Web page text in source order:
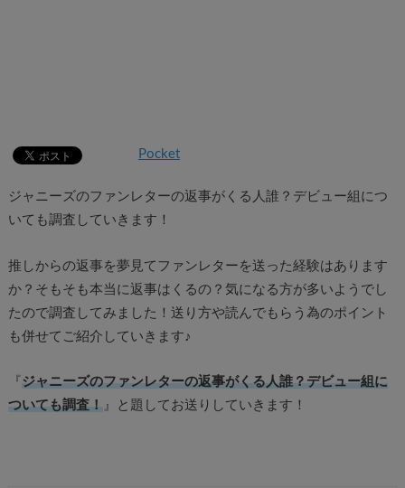
Pocket
ジャニーズのファンレターの返事がくる人誰？デビュー組につ
いても調査していきます！
推しからの返事を夢見てファンレターを送った経験はあります
か？そもそも本当に返事はくるの？気になる方が多いようでし
たので調査してみました！送り方や読んでもらう為のポイント
も併せてご紹介していきます♪
『 ジャニーズのファンレターの返事がくる人誰？デビュー組に
ついても調査！』と題してお送りしていきます！